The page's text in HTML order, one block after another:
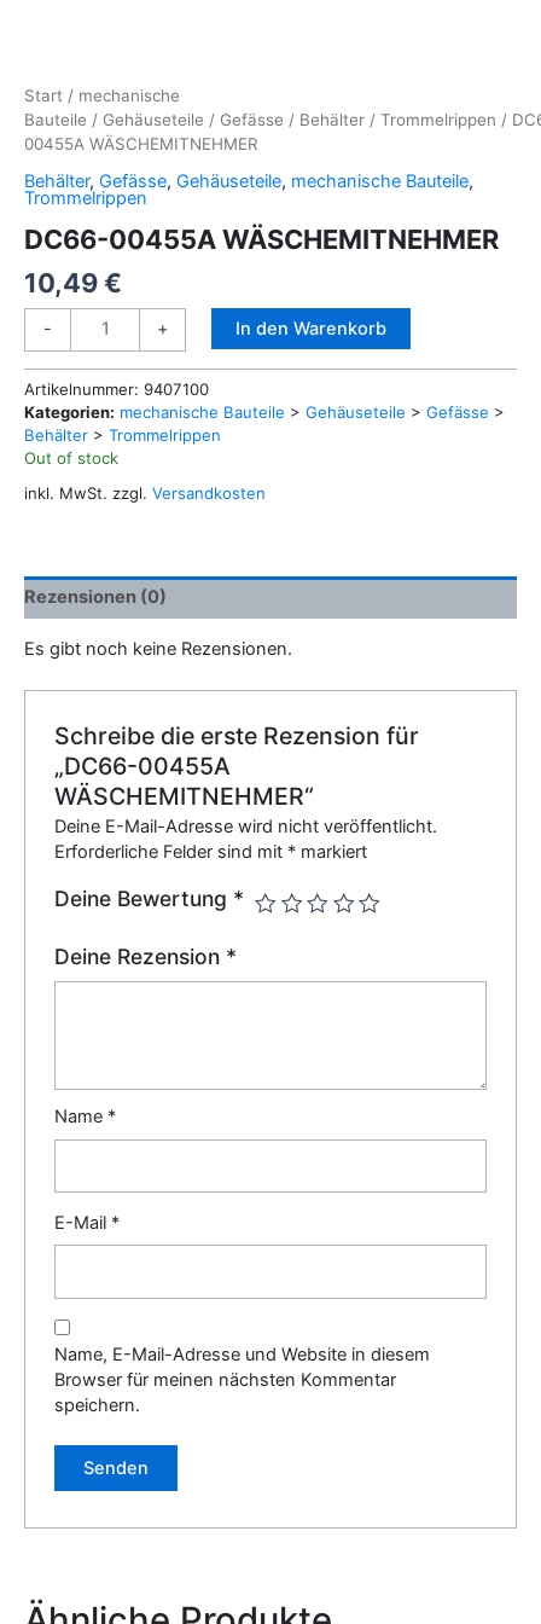
Start / mechanische
Bauteile / Gehäuseteile / Gefässe / Behälter / Trommelrippen /
00455A WÄSCHEMITNEHMER
Behälter, Gefässe, Gehäuseteile, mechanische Bauteile,
Trommelrippen
DC66-00455A WÄSCHEMITNEHMER
10,49€
-
WÄSCHEMITNEHMER
Menge
+ In den Warenkorb
Artikelnummer: 9407100
Kategorien: mechanische Bauteile > Gehäuseteile > Gefässe >
Behälter > Trommelrippen
Out of stock
inkl. MwSt. zzgl. Versandkosten
Rezensionen (0)
Es gibt noch keine Rezensionen.
Schreibe die erste Rezension für
„DC66-00455A
WÄSCHEMITNEHMER“
Deine E-Mail-Adresse wird nicht veröffentlicht.
Erforderliche Felder sind mit * markiert
Deine Bewertung *
Deine Rezension *
Name *
E-Mail *
Name, E-Mail-Adresse und Website in diesem
Browser für meinen nächsten Kommentar
speichern.